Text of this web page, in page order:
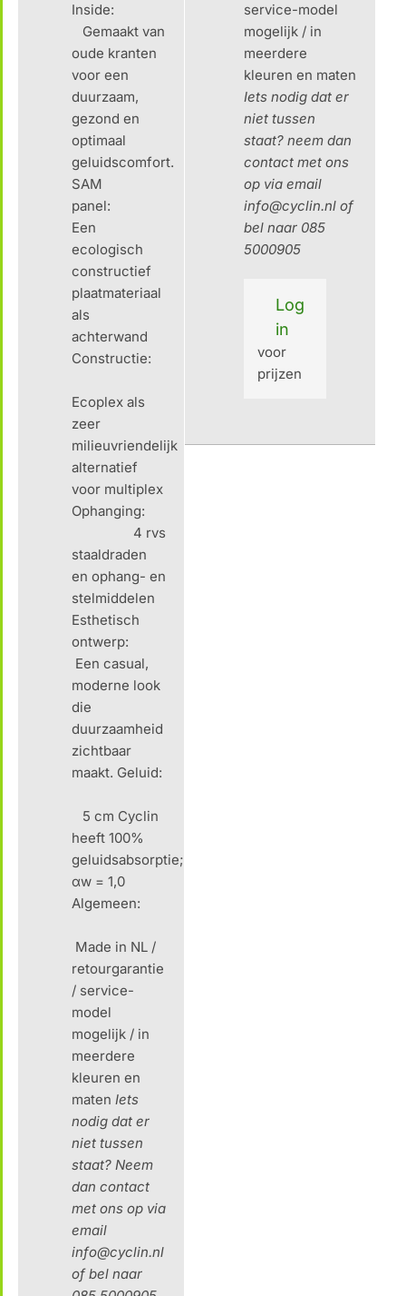
Inside:
Gemaakt van
oude kranten
voor een
duurzaam,
gezond en
optimaal
geluidscomfort.
SAM
panel:
Een
ecologisch
constructief
plaatmateriaal
als
achterwand
Constructie:
Ecoplex als
zeer
milieuvriendelijk
alternatief
voor multiplex
Ophanging:
4 rvs
staaldraden
en ophang- en
stelmiddelen
Esthetisch
ontwerp:
Een casual,
moderne look
die
duurzaamheid
zichtbaar
maakt. Geluid:
5 cm Cyclin
heeft 100%
geluidsabsorptie;
αw = 1,0
Algemeen:
Made in NL /
retourgarantie
/ service-
model
mogelijk / in
meerdere
kleuren en
maten Iets
nodig dat er
niet tussen
staat? Neem
dan contact
met ons op via
email
info@cyclin.nl
of bel naar
service-model
mogelijk / in
meerdere
kleuren en maten
Iets nodig dat er
niet tussen
staat? neem dan
contact met ons
op via email
info@cyclin.nl of
bel naar 085
5000905
Log
in
voor
prijzen